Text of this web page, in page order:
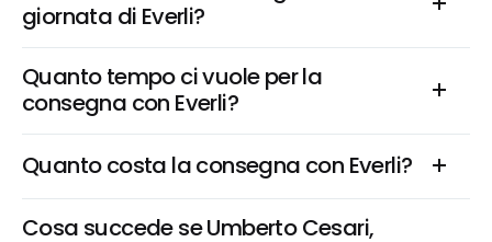
giornata di Everli?
Quanto tempo ci vuole per la
consegna con Everli?
Quanto costa la consegna con Everli?
Cosa succede se Umberto Cesari,